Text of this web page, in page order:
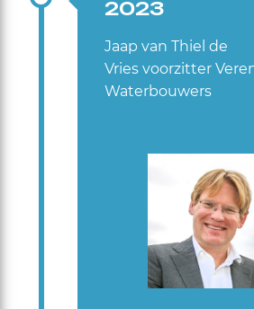
2023
Jaap van Thiel de
Vries voorzitter
Waterbouwers